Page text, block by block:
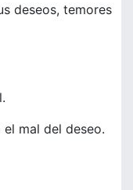
deseos, temores
mal del deseo.